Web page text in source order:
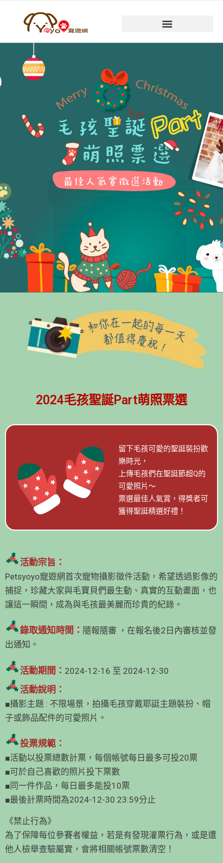
2024毛孩聖誕Part萌照票選
留下毛孩可愛的聖誔裝扮歡
樂時光，
上傳毛孩們在聖誔節超Q的
可愛照片～
票選最佳人氣賞，得獎者可
獲得聖誔精選好禮！
活動宗旨：
Petsyoyo寵遊網首次寵物攝影徵件活動，希望透過影像的
捕捉，珍藏大家與毛寶貝們最生動、真實的互動畫面，也
讓這一瞬間，成為與毛孩最美麗而珍貴的紀錄。
錄取通知時間： 隨報隨審 ，在報名後2日內審核並發
出通知。
活動期間： 2024-12-16 至 2024-12-30
活動說明：
■攝影主題 : 不限場景，拍攝毛孩穿戴耶誔主題裝扮、帽
子或飾品配件的可愛照片。
投票規範：
■活動以投票總數計票，每個帳號每日最多可投20票
■可於自己喜歡的照片投下票數
■同一件作品，每日最多能投10票
■最後計票時間為2024-12-30 23:59分止
《禁止行為》
為了保障每位參賽者權益，若是有發現灌票行為，或是遭
他人檢舉查驗屬實，會將相關帳號票數清空！